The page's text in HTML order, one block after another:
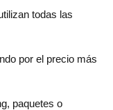
todas las
por el precio más
paquetes o